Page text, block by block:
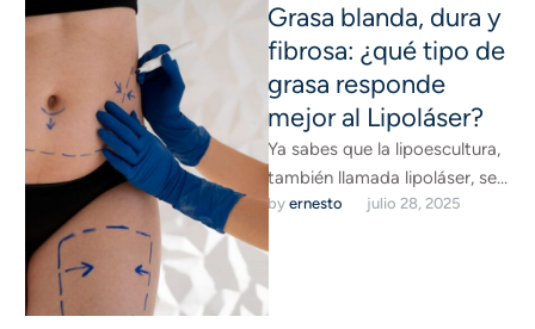
Grasa blanda, dura y
fibrosa: ¿qué tipo de
grasa responde
mejor al Lipoláser?
Ya sabes que la lipoescultura,
también llamada lipoláser, se
ha convertido en una de las
by ernesto julio 28, 2025